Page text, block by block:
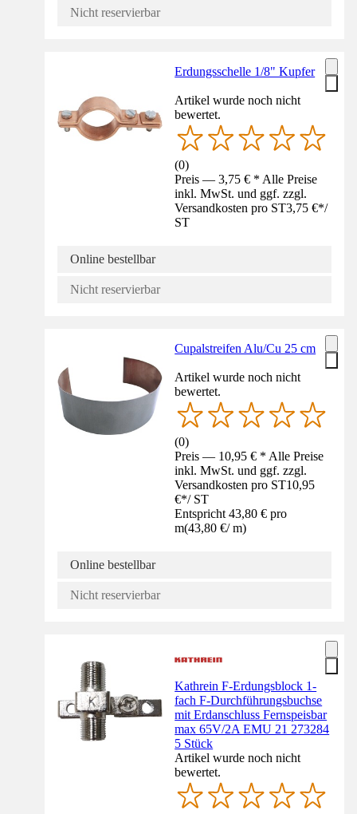
Nicht reservierbar
Erdungsschelle 1/8" Kupfer
Artikel wurde noch nicht
bewertet.
(0)
Preis — 3,75 € * Alle Preise
inkl. MwSt. und ggf. zzgl.
Versandkosten pro ST3,75 €*/
ST
Online bestellbar
Nicht reservierbar
Cupalstreifen Alu/Cu 25 cm
Artikel wurde noch nicht
bewertet.
(0)
Preis — 10,95 € * Alle Preise
inkl. MwSt. und ggf. zzgl.
Versandkosten pro ST10,95
€*/ ST
Entspricht 43,80 € pro
m(43,80 €/ m)
Online bestellbar
Nicht reservierbar
Kathrein F-Erdungsblock 1-
fach F-Durchführungsbuchse
mit Erdanschluss Fernspeisbar
max 65V/2A EMU 21 273284
5 Stück
Artikel wurde noch nicht
bewertet.